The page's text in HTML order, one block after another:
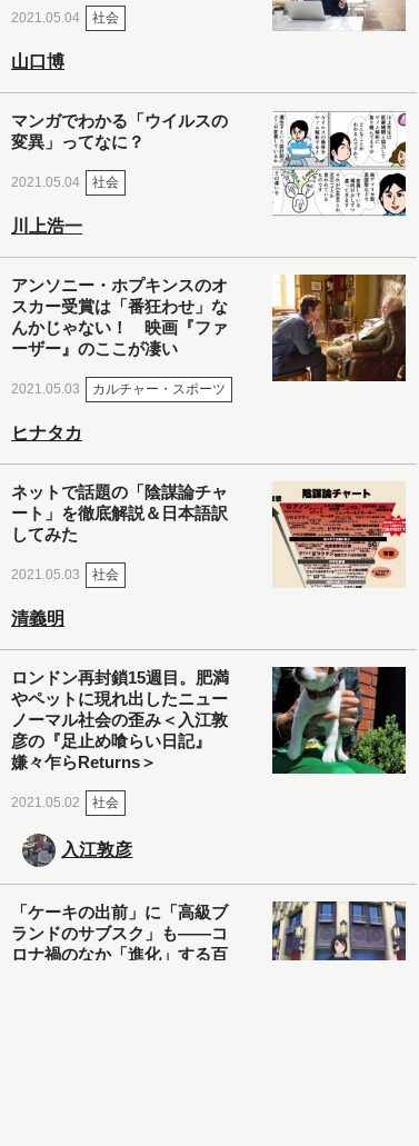
2021.05.04 社会
山口博
マンガでわかる「ウイルスの
変異」ってなに？
2021.05.04 社会
川上浩一
アンソニー・ホプキンスのオ
スカー受賞は「番狂わせ」な
んかじゃない！ 映画『ファ
ーザー』のここが凄い
2021.05.03 カルチャー・スポーツ
ヒナタカ
ネットで話題の「陰謀論チャ
ート」を徹底解説＆日本語訳
してみた
2021.05.03 社会
清義明
ロンドン再封鎖15週目。肥満
やペットに現れ出したニュー
ノーマル社会の歪み＜入江敦
彦の『足止め喰らい日記』
嫌々乍らReturns＞
2021.05.02 社会
入江敦彦
「ケーキの出前」に「高級ブ
ランドのサブスク」も――コ
ロナ禍のなか「進化」する百